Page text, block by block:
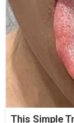
This Simple